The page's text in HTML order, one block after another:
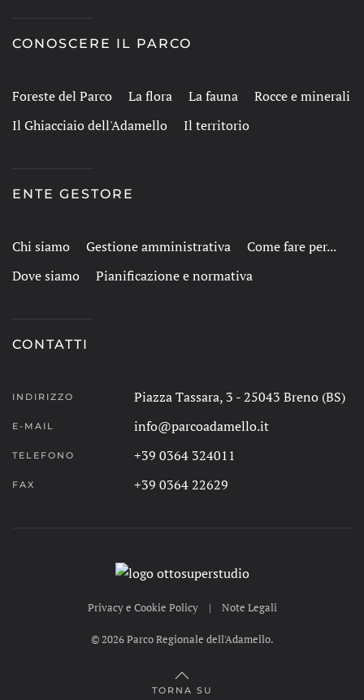
CONOSCERE IL PARCO
Foreste del Parco La flora La fauna
Rocce e minerali
Il Ghiacciaio dell'Adamello
Il territorio
ENTE GESTORE
Chi siamo Gestione amministrativa
Come fare per...
Dove siamo
Pianificazione e normativa
CONTATTI
INDIRIZZO Piazza Tassara, 3 - 25043 Breno (BS)
E-MAIL info@parcoadamello.it
TELEFONO +39 0364 324011
FAX +39 0364 22629
Privacy e Cookie Policy| Note Legali
©2026Parco Regionale dell'Adamello.
TORNA SU